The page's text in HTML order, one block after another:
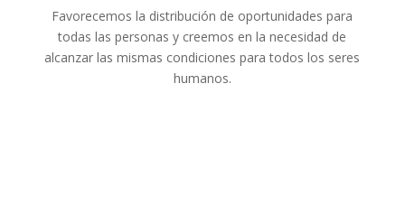
Favorecemos la distribución de oportunidades para
todas las personas y creemos en la necesidad de
alcanzar las mismas condiciones para todos los seres
humanos.